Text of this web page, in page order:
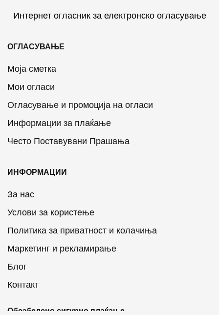
Интернет огласник за електронско огласување
ОГЛАСУВАЊЕ
Моја сметка
Мои огласи
Огласување и промоција на огласи
Информации за плаќање
Често Поставувани Прашања
ИНФОРМАЦИИ
За нас
Услови за користење
Политика за приватност и колачиња
Маркетинг и рекламирање
Блог
Контакт
Обезбедено сигурно плаќање